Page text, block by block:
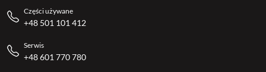
Części używane
+48 501 101 412
Serwis
+48 601 770 780